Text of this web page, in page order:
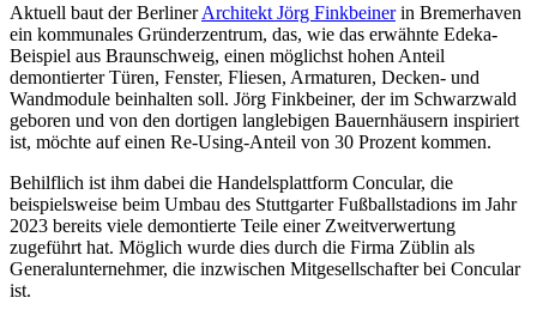
Aktuell baut der BerlinerArchitekt Jörg Finkbeinerin Bremerhaven
ein kommunales Gründerzentrum, das, wie das erwähnte Edeka-
Beispiel aus Braunschweig, einen möglichst hohen Anteil
demontierter Türen, Fenster, Fliesen, Armaturen, Decken- und
Wandmodule beinhalten soll. Jörg Finkbeiner, der im Schwarzwald
geboren und von den dortigen langlebigen Bauernhäusern inspiriert
ist, möchte auf einen Re-Using-Anteil von 30 Prozent kommen.
Behilflich ist ihm dabei die Handelsplattform Concular, die
beispielsweise beim Umbau des Stuttgarter Fußballstadions im Jahr
2023 bereits viele demontierte Teile einer Zweitverwertung
zugeführt hat. Möglich wurde dies durch die Firma Züblin als
Generalunternehmer, die inzwischen Mitgesellschafter bei Concular
ist.